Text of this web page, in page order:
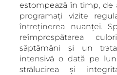
estompează în timp, de
programați vizite
întreținerea nuanței.
reîmprospătarea
săptămăni și un
intensivă o dată pe
strălucirea și